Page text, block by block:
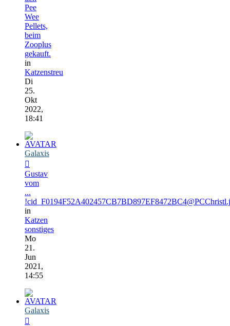
Pee
Wee
Pellets,
beim
Zooplus
gekauft.
in
Katzenstreu
Di
25.
Okt
2022,
18:41
Galaxis
Gustav
vom
...
in
Katzen
sonstiges
Mo
21.
Jun
2021,
14:55
Galaxis